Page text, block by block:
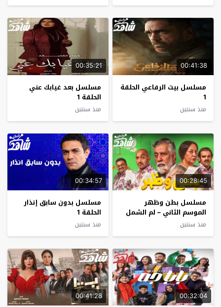
00:41:38
مسلسل بيت الرفاعي الحلقة
1
منذ سنتين
00:35:21
مسلسل بعد غيابك عني
الحلقة 1
منذ سنتين
00:28:45
مسلسل بطن وظهر
الموسم الثاني – لم الشمل
الحلقة 1
منذ سنتين
00:34:57
مسلسل بدون سابق إنذار
الحلقة 1
منذ سنتين
00:32:04
00:41:28